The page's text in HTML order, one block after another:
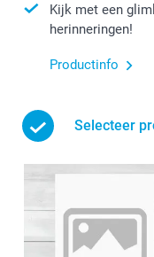
Kijk met een
herinneringen!
Productinfo
Selecteer